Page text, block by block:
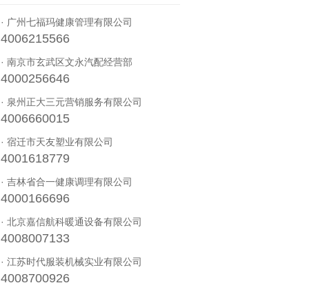
· 广州七福玛健康管理有限公司
4006215566
· 南京市玄武区文永汽配经营部
4000256646
· 泉州正大三元营销服务有限公司
4006660015
· 宿迁市天友塑业有限公司
4001618779
· 吉林省合一健康调理有限公司
4000166696
· 北京嘉信航科暖通设备有限公司
4008007133
· 江苏时代服装机械实业有限公司
4008700926